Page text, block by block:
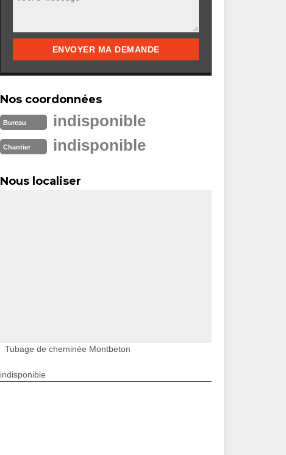
Nos coordonnées
Bureau indisponible
Chantier indisponible
Nous localiser
Tubage de cheminée Montbeton
indisponible